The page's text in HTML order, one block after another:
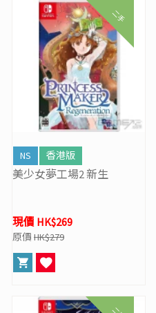
二手
NS 香港版
美少女夢工場2 新生
現價 HK$269
原價 HK$279